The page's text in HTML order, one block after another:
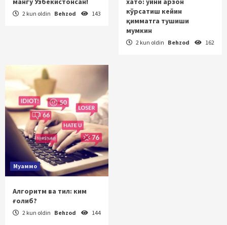
2 kun oldin Behzod 143
кўрсатиш кейин
қимматга тушиши
мумкин
2 kun oldin Behzod 162
Муаммо
Алгоритм ва тил: ким
ғолиб?
2 kun oldin Behzod 144